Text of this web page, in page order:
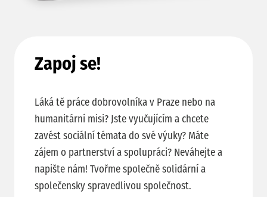
Zapoj se!
Láká tě práce dobrovolníka v Praze nebo na
humanitární misi? Jste vyučujícím a chcete
zavést sociální témata do své výuky? Máte
zájem o partnerství a spolupráci? Neváhejte a
napište nám! Tvořme společně solidární a
společensky spravedlivou společnost.